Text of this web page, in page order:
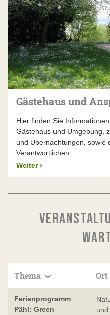
Gästehaus und
Hier finden Sie
Gästehaus und Umgebung,
und Übernachtungen, sowie
Verantwortlichen.
Weiter ›
Thema Ort
Ferienprogramm
Pähl: Green
und